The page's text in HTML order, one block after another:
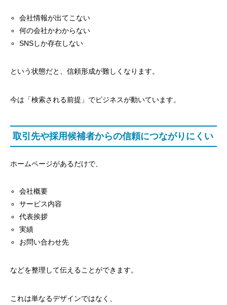
会社情報が出てこない
何の会社かわからない
SNSしか存在しない
という状態だと、信頼形成が難しくなります。
今は「検索される前提」でビジネスが動いています。
取引先や採用候補者からの信頼につながりにくい
ホームページがあるだけで、
会社概要
サービス内容
代表挨拶
実績
お問い合わせ先
などを整理して伝えることができます。
これは単なるデザインではなく、